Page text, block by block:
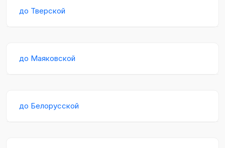
до Тверской
до Маяковской
до Белорусской